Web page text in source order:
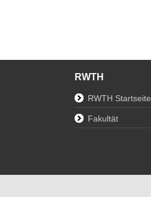
RWTH
RWTH Startseite
Fakultät